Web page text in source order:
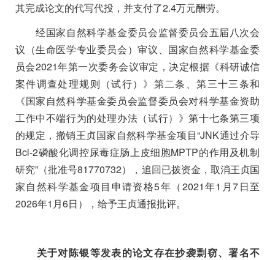
其完成论文的代写代投，并支付了2.4万元酬劳。
经国家自然科学基金委员会监督委员会五届八次会
议（生命医学专业委员会）审议、国家自然科学基金委
员会2021年第一次委务会议审定，决定根据《科研诚信
案件调查处理规则（试行）》第二条、第三十三条和
《国家自然科学基金委员会监督委员会对科学基金资助
工作中不端行为的处理办法（试行）》第十七条第三项
的规定，撤销王贞国家自然科学基金项目“JNK通过介导
Bcl-2磷酸化调控尿毒症肠上皮细胞MPTP的作用及机制
研究” （批准号81770732），追回已拨资金，取消王贞国
家自然科学基金项目申请资格5年（2021年1 月7日至
2026年1 月6日），给予王贞通报批评。
关于对陈银等发表的论文存在抄袭剽窃、署名不